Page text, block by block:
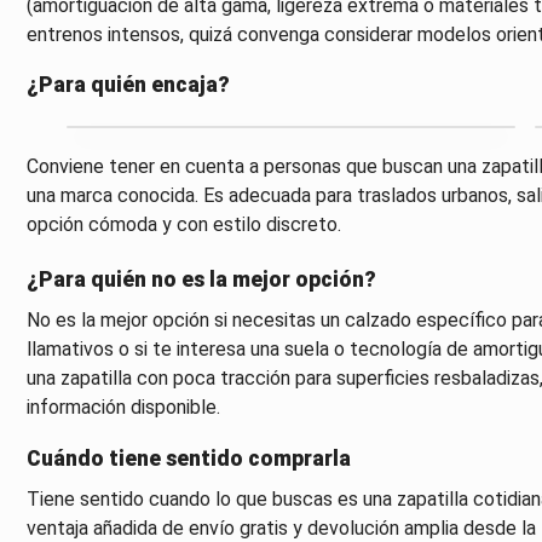
(amortiguación de alta gama, ligereza extrema o materiales
entrenos intensos, quizá convenga considerar modelos
¿Para quién encaja?
Conviene tener en cuenta a personas que buscan una
una marca conocida. Es adecuada para traslados urbanos,
opción cómoda y con estilo discreto.
¿Para quién no es la mejor opción?
No es la mejor opción si necesitas un calzado específico
llamativos o si te interesa una suela o tecnología de
una zapatilla con poca tracción para superficies
información disponible.
Cuándo tiene sentido comprarla
Tiene sentido cuando lo que buscas es una zapatilla
ventaja añadida de envío gratis y devolución amplia desde